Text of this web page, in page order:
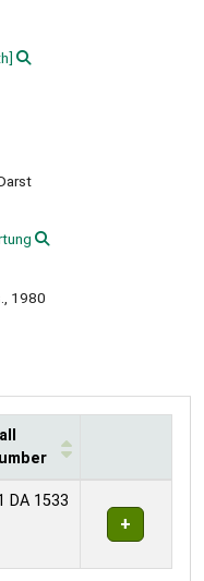
1980
DA 1533